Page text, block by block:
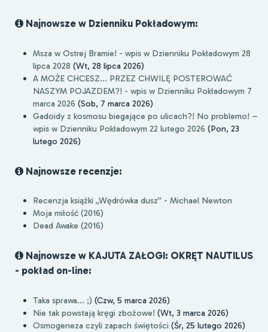
Najnowsze w Dzienniku Pokładowym:
Msza w Ostrej Bramie! - wpis w Dzienniku Pokładowym 28
lipca 2028 (Wt, 28 lipca 2026)
A MOŻE CHCESZ... PRZEZ CHWILĘ POSTEROWAĆ
NASZYM POJAZDEM?! - wpis w Dzienniku Pokładowym 7
marca 2026 (Sob, 7 marca 2026)
Gadoidy z kosmosu biegające po ulicach?! No problemo! –
wpis w Dzienniku Pokładowym 22 lutego 2026 (Pon, 23
lutego 2026)
Najnowsze recenzje:
Recenzja książki „Wędrówka dusz” - Michael Newton
Moja miłość (2016)
Dead Awake (2016)
Najnowsze w KAJUTA ZAŁOGI: OKRĘT NAUTILUS
- pokład on-line:
Taka sprawa... ;) (Czw, 5 marca 2026)
Nie tak powstają kręgi zbożowe! (Wt, 3 marca 2026)
Osmogeneza czyli zapach świętości (Śr, 25 lutego 2026)